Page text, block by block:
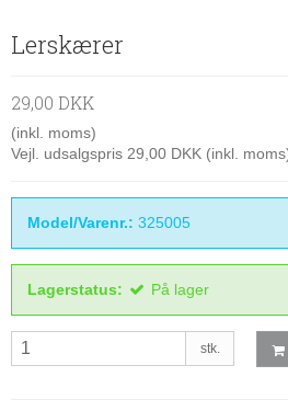
Lerskærer
29,00 DKK
(inkl. moms)
Vejl. udsalgspris 29,00 DKK (inkl.
Model/Varenr.: 325005
Lagerstatus: På lager
stk.